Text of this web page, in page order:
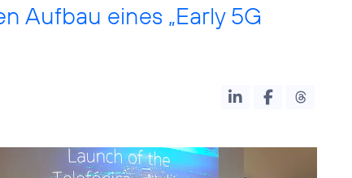
Aufbau eines „Early 5G